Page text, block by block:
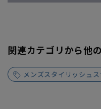
関連カテゴリから他
メンズスタイリッシュ